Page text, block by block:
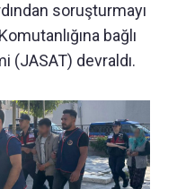
soruşturmayı
bağlı
(JASAT) devraldı.